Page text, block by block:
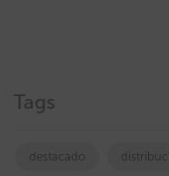
Tags
destacado